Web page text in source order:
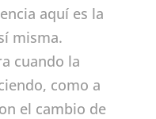
aquí es la
misma.
cuando la
como a
el cambio de